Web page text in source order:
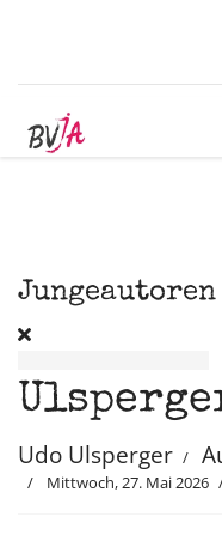
Jungeautoren
Udo Ulsperger
Mittwoch, 27. Mai 2026